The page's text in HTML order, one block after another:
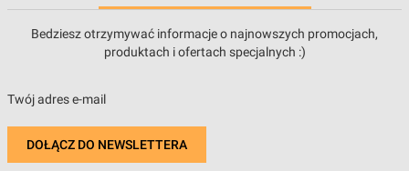
Bedziesz otrzymywać informacje o najnowszych promocjach,
produktach i ofertach specjalnych :)
Twój adres e-mail
DOŁĄCZ DO NEWSLETTERA